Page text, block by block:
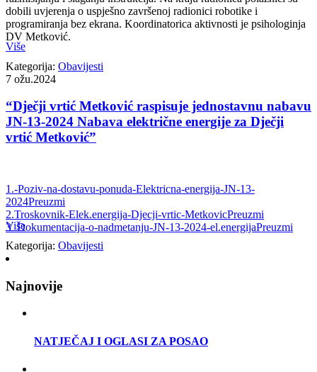
dobili uvjerenja o uspješno završenoj radionici robotike i
programiranja bez ekrana. Koordinatorica aktivnosti je psihologinja
DV Metković.
Više
Kategorija: Obavijesti
7 ožu.2024
“Dječji vrtić Metković raspisuje jednostavnu nabavu
JN-13-2024 Nabava električne energije za Dječji
vrtić Metković”
1.-Poziv-na-dostavu-ponuda-Elektricna-energija-JN-13-
2024Preuzmi
2.Troskovnik-Elek.energija-Djecji-vrtic-MetkovicPreuzmi
3_Dokumentacija-o-nadmetanju-JN-13-2024-el.energijaPreuzmi
Više
Kategorija: Obavijesti
Najnovije
NATJEČAJ I OGLASI ZA POSAO